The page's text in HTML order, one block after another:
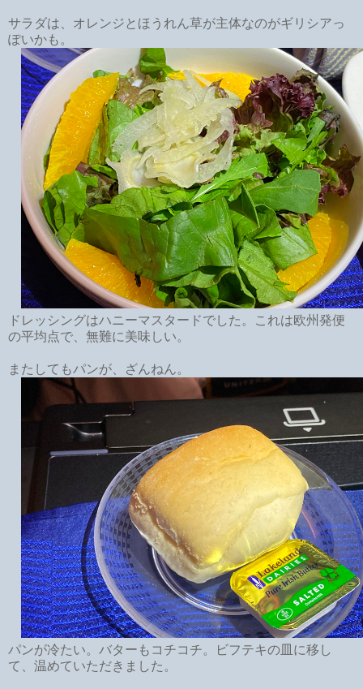
サラダは、オレンジとほうれん草が主体なのがギリシアっ
ぽいかも。
ドレッシングはハニーマスタードでした。これは欧州発便
の平均点で、無難に美味しい。
またしてもパンが、ざんねん。
パンが冷たい。バターもコチコチ。ビフテキの皿に移し
て、温めていただきました。